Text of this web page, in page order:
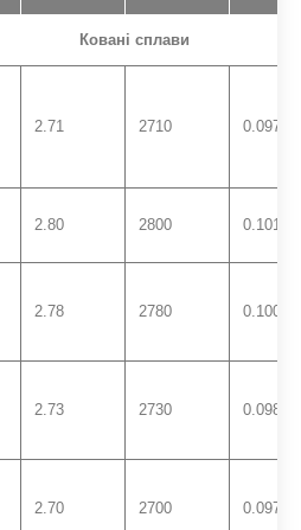
Ковані сплави
2.71 2710 0.0979
2.80 2800 0.101
2.78 2780 0.100
2.73 2730 0.0986
2.70 2700 0.0975